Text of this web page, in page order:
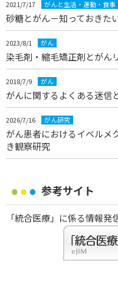
2021/7/17 がんと生活・運動・食事
砂糖とがん－知っておきた
2023/8/1 がん
染毛剤・縮毛矯正剤とがん
2018/7/9 がん
がんに関するよくある迷信
2026/7/16 がん研究
がん患者におけるイベルメ
き観察研究
参考サイト
「統合医療」に係る情報発